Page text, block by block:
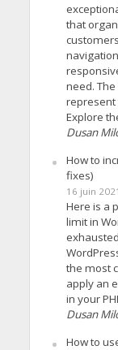
that
need.
represent
Explore
Dusan
How to
fixes)
16 juin 2021
Here is a
limit in
the most
apply an
in your
Dusan
How to